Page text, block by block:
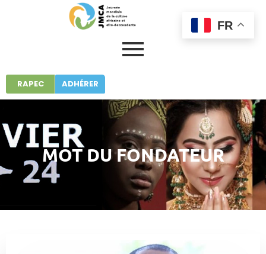
RAPEC ADHÉRER
MOT DU FONDATEUR
FR